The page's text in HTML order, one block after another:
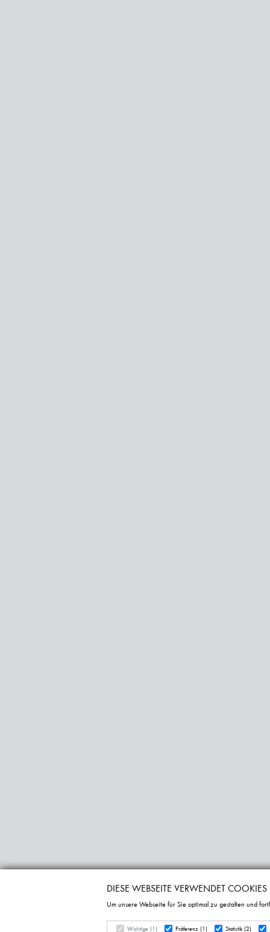
DIESE WEBSEITE VERWENDET COOKIES
Um unsere Webseite für Sie optimal zu gestalten und
Wichtige (1) Präferenz (1) Statistik (2)